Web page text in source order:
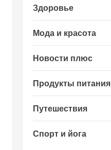
Здоровье
Мода и красота
Новости плюс
Продукты питания
Путешествия
Спорт и йога